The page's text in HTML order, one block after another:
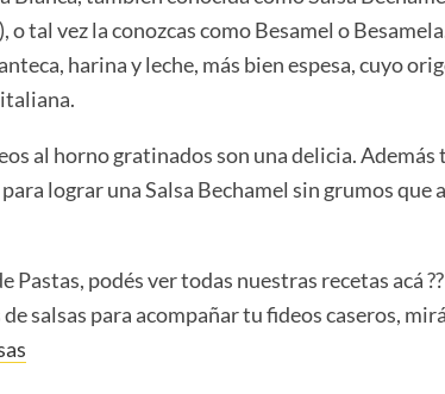
tal vez la conozcas como Besamel o
harina y leche, más bien espesa, cuyo
al horno gratinados son una delicia.
lograr una Salsa Bechamel sin grumos que
Pastas, podés ver todas nuestras recetas acá ??
salsas para acompañar tu fideos caseros,